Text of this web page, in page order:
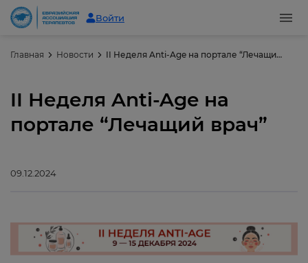
Войти
Главная Новости II Неделя Anti-Age на портале “Лечащий врач”
II Неделя Anti-Age на
портале “Лечащий врач”
09.12.2024